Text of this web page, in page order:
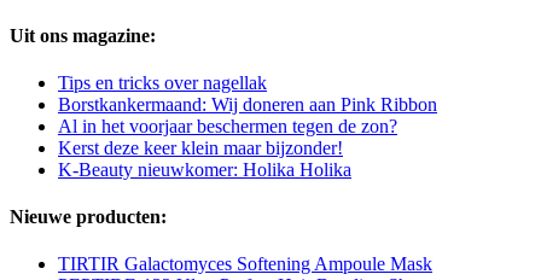
Uit ons magazine:
Tips en tricks over nagellak
Borstkankermaand: Wij doneren aan Pink Ribbon
Al in het voorjaar beschermen tegen de zon?
Kerst deze keer klein maar bijzonder!
K-Beauty nieuwkomer: Holika Holika
Nieuwe producten:
TIRTIR Galactomyces Softening Ampoule Mask